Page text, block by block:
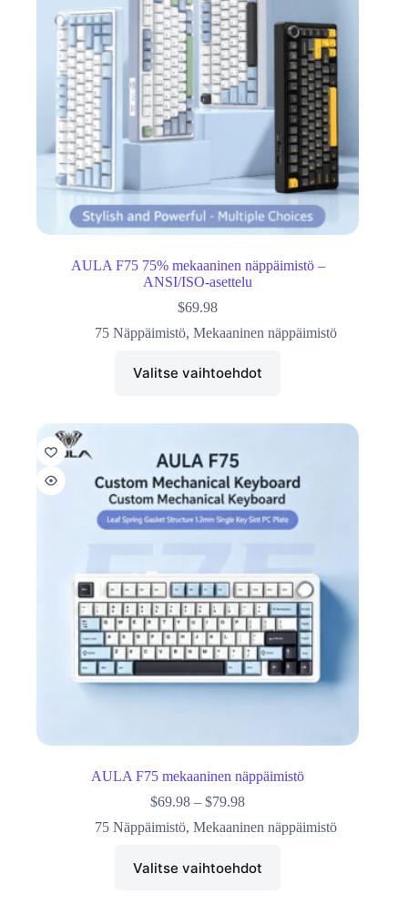
AULA F75 75% mekaaninen näppäimistö –
ANSI/ISO-asettelu
$69.98
75 Näppäimistö,Mekaaninen näppäimistö
Valitse vaihtoehdot
AULA F75 mekaaninen näppäimistö
$69.98 – $79.98
75 Näppäimistö,Mekaaninen näppäimistö
Valitse vaihtoehdot